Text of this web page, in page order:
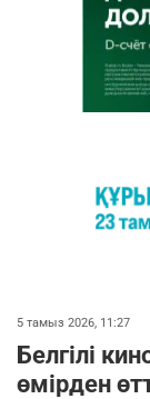
5 тамыз 2026, 11:27
Белгілі
өмірден